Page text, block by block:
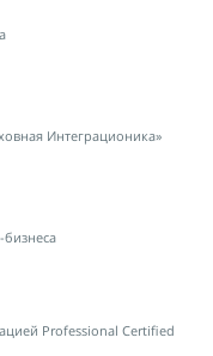
Интеграционика»
Professional Certified